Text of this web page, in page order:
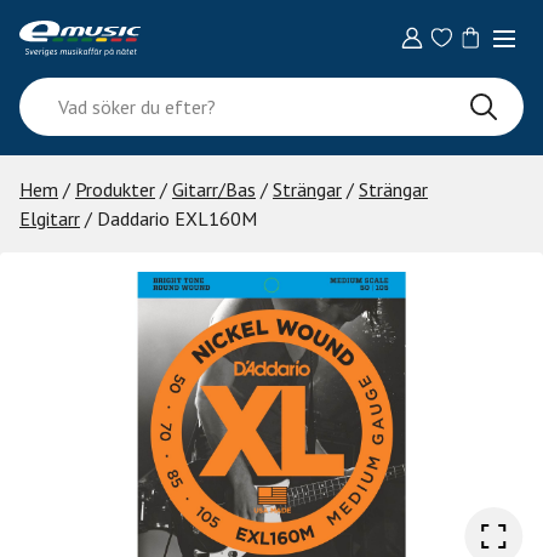
content
Vad
söker
du
efter?
Hem / Produkter / Gitarr/Bas / Strängar / Strängar
Elgitarr / Daddario EXL160M